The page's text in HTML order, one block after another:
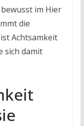
im Hier
die
Achtsamkeit
sich damit